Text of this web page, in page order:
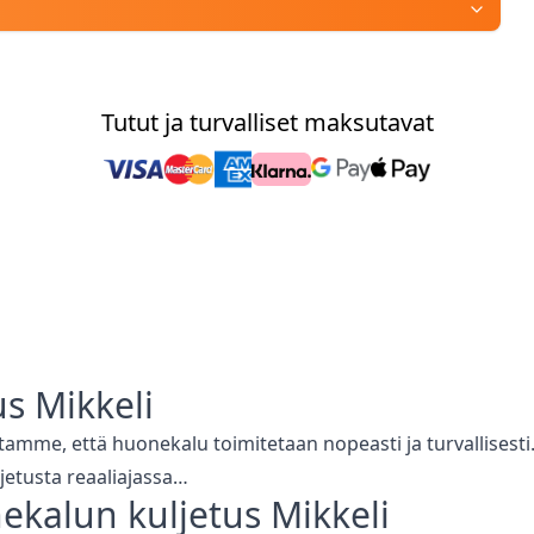
Tutut ja turvalliset maksutavat
Mikkeli
että huonekalu toimitetaan nopeasti ja
reaaliajassa…
kuljetus Mikkeli